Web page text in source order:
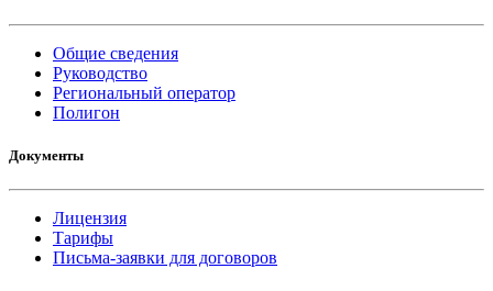
Общие сведения
Руководство
Региональный оператор
Полигон
Документы
Лицензия
Тарифы
Письма-заявки для договоров